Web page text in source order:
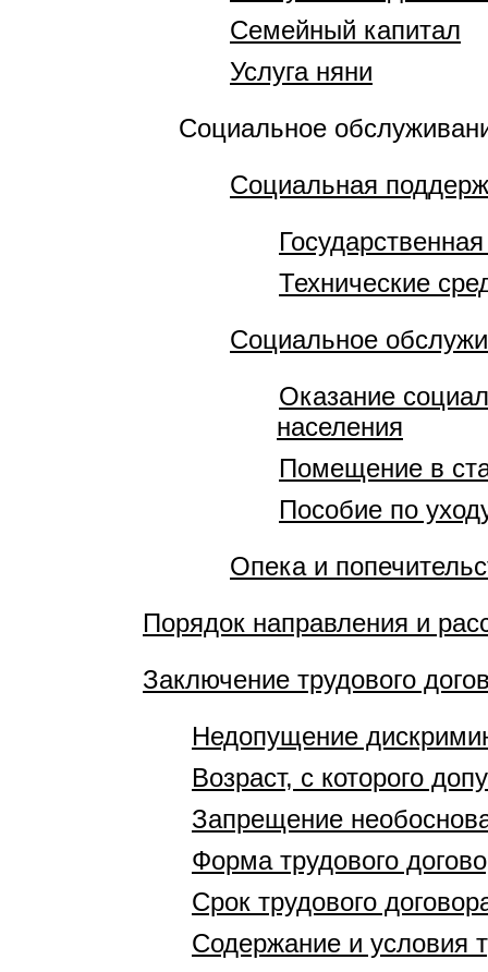
Семейный капитал
Услуга няни
Социальное
Социальная
Технические
Социальное
Оказание
населения
Помещение в
Пособие по
Опека и
Порядок направления и
Заключение трудового
Недопущение
Возраст, с которого
Запрещение
Форма трудового
Срок трудового
Содержание и условия